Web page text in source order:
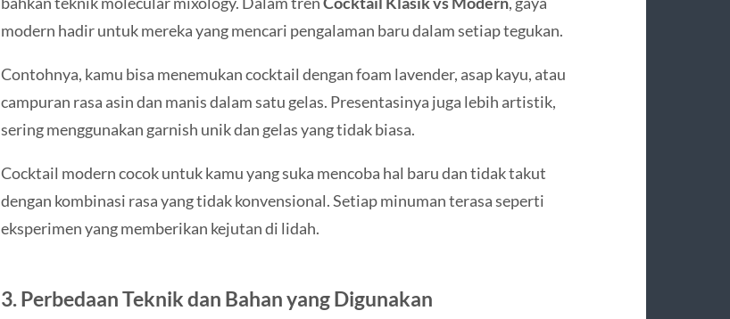
modern hadir untuk mereka yang mencari pengalaman baru dalam setiap tegukan.
Contohnya, kamu bisa menemukan cocktail dengan foam lavender, asap kayu, atau
campuran rasa asin dan manis dalam satu gelas. Presentasinya juga lebih artistik,
sering menggunakan garnish unik dan gelas yang tidak biasa.
Cocktail modern cocok untuk kamu yang suka mencoba hal baru dan tidak takut
dengan kombinasi rasa yang tidak konvensional. Setiap minuman terasa seperti
eksperimen yang memberikan kejutan di lidah.
3. Perbedaan Teknik dan Bahan yang Digunakan